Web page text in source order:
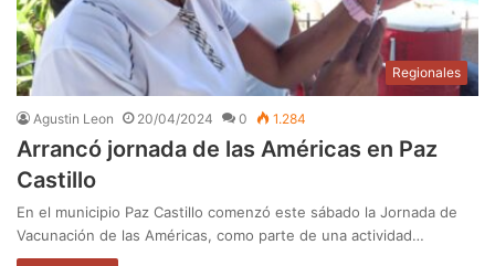
Regionales
Agustin Leon 20/04/2024 0 1.284
Arrancó jornada de las Américas en Paz
Castillo
En el municipio Paz Castillo comenzó este sábado la Jornada de
Vacunación de las Américas, como parte de una actividad…